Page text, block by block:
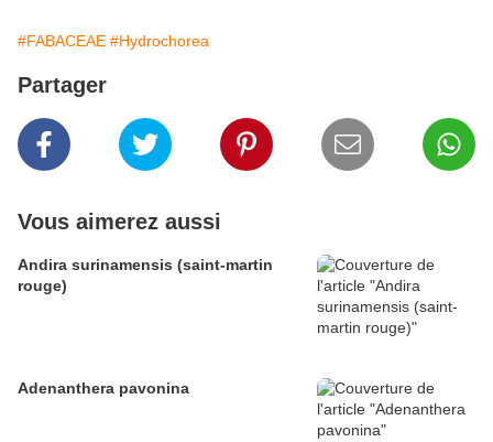
#FABACEAE #Hydrochorea
Partager
Vous aimerez aussi
Andira surinamensis (saint-martin
rouge)
Adenanthera pavonina